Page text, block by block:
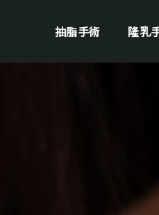
抽脂手術 隆乳